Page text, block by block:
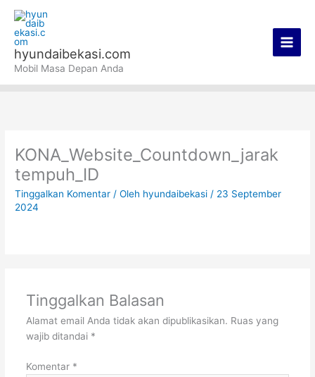
konten
hyundaibekasi.com
Mobil Masa Depan Anda
KONA_Website_Countdown_jarak
tempuh_ID
Tinggalkan Komentar / Oleh hyundaibekasi/ 23 September
2024
Tinggalkan Balasan
Alamat email Anda tidak akan dipublikasikan. Ruas yang
wajib ditandai *
Komentar *